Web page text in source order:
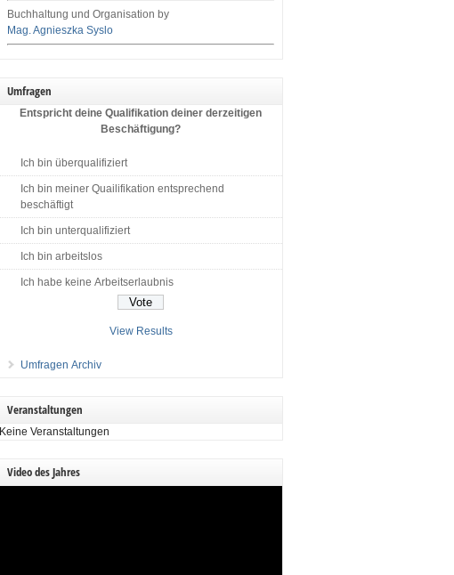
Buchhaltung und Organisation by
Mag. Agnieszka Syslo
Umfragen
Entspricht deine Qualifikation deiner derzeitigen
Beschäftigung?
Ich bin überqualifiziert
Ich bin meiner Quailifikation entsprechend
beschäftigt
Ich bin unterqualifiziert
Ich bin arbeitslos
Ich habe keine Arbeitserlaubnis
View Results
Umfragen Archiv
Veranstaltungen
Keine Veranstaltungen
Video des Jahres